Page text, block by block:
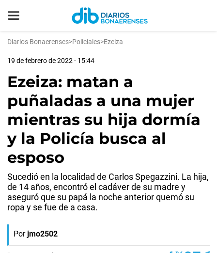
Diarios Bonaerenses>Policiales>Ezeiza
19 de febrero de 2022 - 15:44
Ezeiza: matan a
puñaladas a una mujer
mientras su hija dormía
y la Policía busca al
esposo
Sucedió en la localidad de Carlos Spegazzini. La hija,
de 14 años, encontró el cadáver de su madre y
aseguró que su papá la noche anterior quemó su
ropa y se fue de a casa.
Por jmo2502